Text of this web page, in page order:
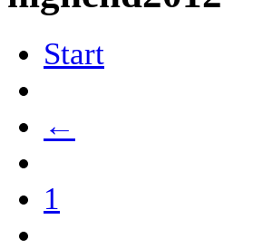
Start
←
1